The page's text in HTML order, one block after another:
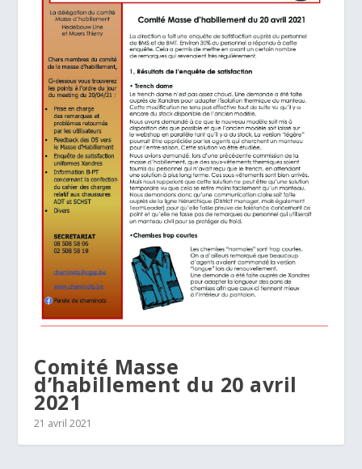
Comité Masse
d’habillement du 20 avril
2021
21 avril 2021